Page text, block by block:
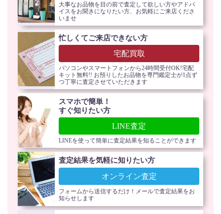
大事なお品物を目の前で査定して欲しい方やアドバ
イスをお聞きになりたい方、お気軽にご来店くださ
いませ
忙しくてご来店できない方
宅配買取
パソコンやスマートフォンから24時間受付OK!宅配
キット無料!! お預りしたお品物を専門鑑定士が1点ず
つ丁寧に査定させていただきます
スマホで簡単！
すぐ知りたい方
LINE査定
LINEを使って簡単に査定結果を知ることができます
査定結果を気軽に知りたい方
オンライン査定
フォームから送信するだけ！メールで査定結果をお
知らせします